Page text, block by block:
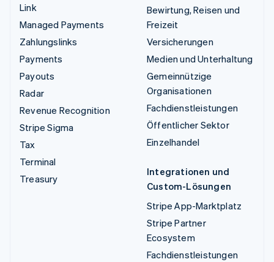
Link
Managed Payments
Zahlungslinks
Payments
Payouts
Radar
Revenue Recognition
Stripe Sigma
Tax
Terminal
Treasury
Bewirtung, Reisen und
Freizeit
Versicherungen
Medien und Unterhaltung
Gemeinnützige
Organisationen
Fachdienstleistungen
Öffentlicher Sektor
Einzelhandel
Integrationen und
Custom-Lösungen
Stripe App-Marktplatz
Stripe Partner
Ecosystem
Fachdienstleistungen